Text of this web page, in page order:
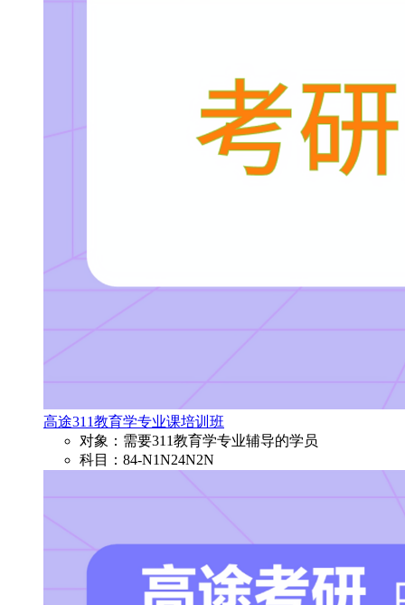
高途311教育学专业课培训班
对象：需要311教育学专业辅导的学员
科目：84-N1N24N2N